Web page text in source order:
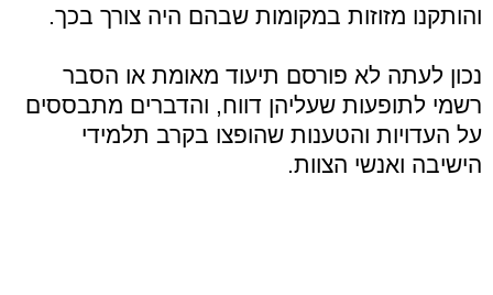
והותקנו מזוזות במקומות שבהם היה צורך בכך.
נכון לעתה לא פורסם תיעוד מאומת או הסבר
רשמי לתופעות שעליהן דווח, והדברים מתבססים
על העדויות והטענות שהופצו בקרב תלמידי
הישיבה ואנשי הצוות.